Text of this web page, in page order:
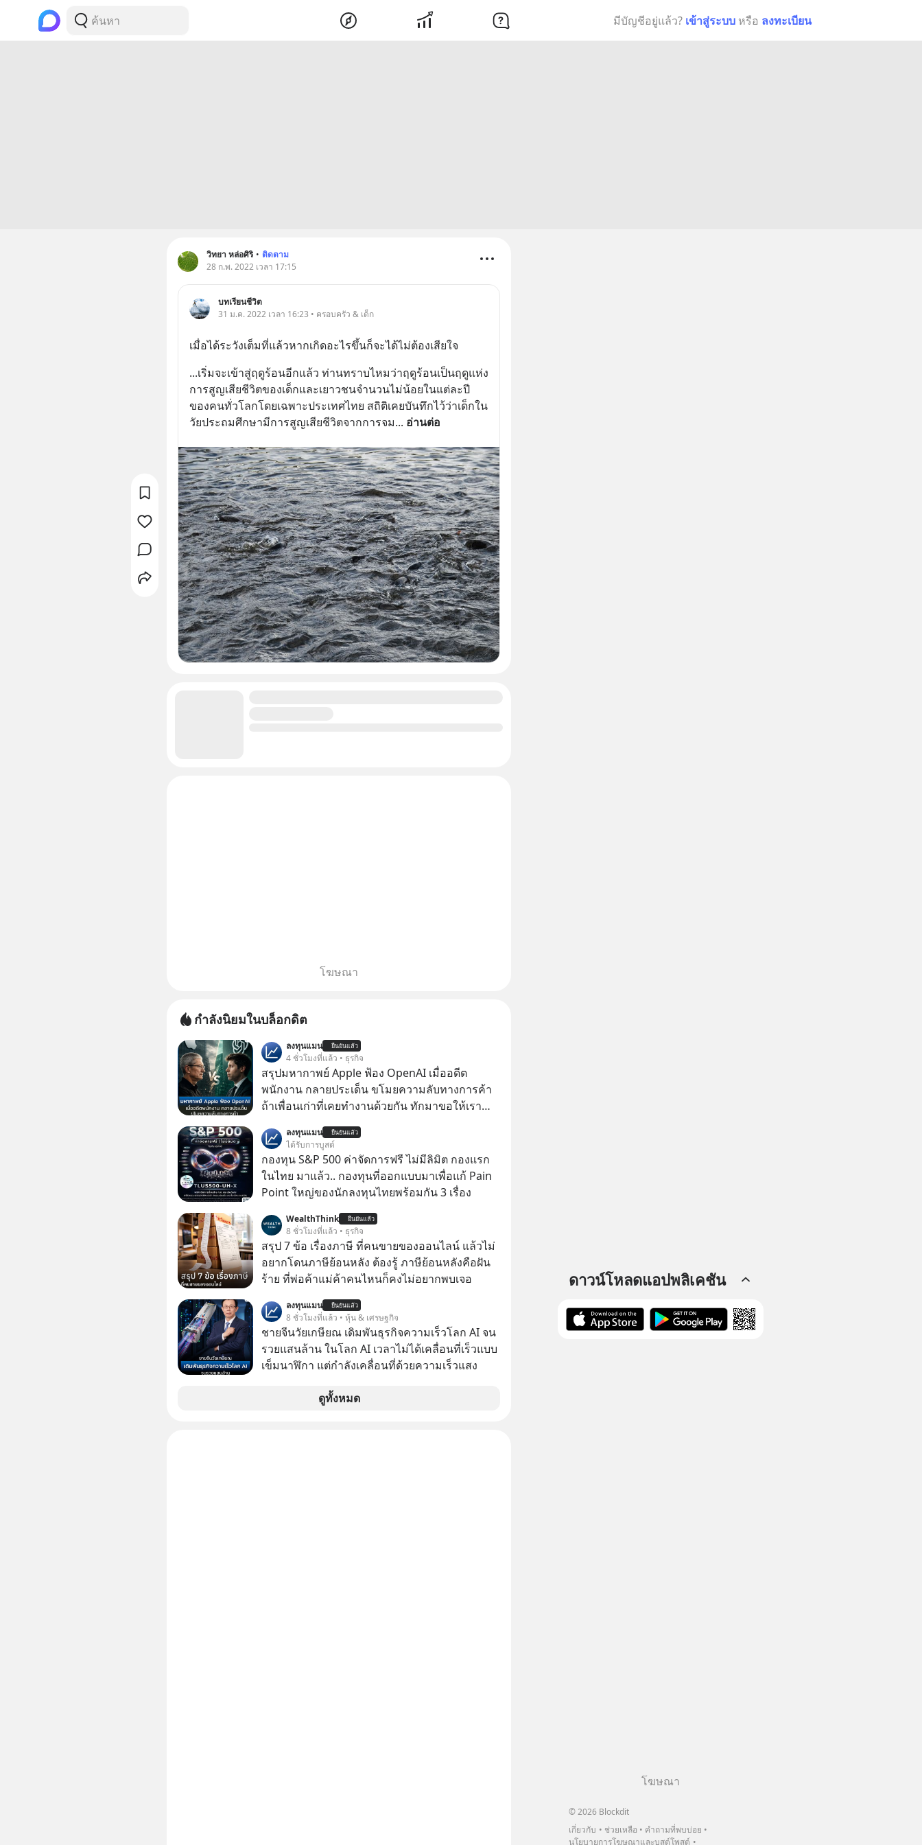
มีบัญชีอยู่แล้ว? เข้าสู่ระบบ หรือ ลงทะเบียน
วิทยา หล่อศิริ • ติดตาม
28 ก.พ. 2022 เวลา 17:15
บทเรียนชีวิต
31 ม.ค. 2022 เวลา 16:23 • ครอบครัว & เด็ก
เมื่อได้ระวังเต็มที่แล้วหากเกิดอะไรขึ้นก็จะได้ไม่ต้องเสียใจ
...เริ่มจะเข้าสู่ฤดูร้อนอีกแล้ว ท่านทราบไหมว่าฤดูร้อนเป็นฤดูแห่ง
การสูญเสียชีวิตของเด็กและเยาวชนจำนวนไม่น้อยในแต่ละปี
ของคนทั่วโลกโดยเฉพาะประเทศไทย สถิติเคยบันทึกไว้ว่าเด็กใน
วัยประถมศึกษามีการสูญเสียชีวิตจากการจม... อ่านต่อ
โฆษณา
กำลังนิยมในบล็อกดิต
ลงทุนแมน ยืนยันแล้ว
4 ชั่วโมงที่แล้ว • ธุรกิจ
สรุปมหากาพย์ Apple ฟ้อง OpenAI เมื่ออดีต
พนักงาน กลายประเด็น ขโมยความลับทางการค้า
ถ้าเพื่อนเก่าที่เคยทำงานด้วยกัน ทักมาขอให้เรา
เดียวกันลงทุนแมน ยืนยันแล้ว
ได้รับการบูสต์
กองทุน S&P 500 ค่าจัดการฟรี ไม่มีลิมิต กองแรก
ในไทย มาแล้ว.. กองทุนที่ออกแบบมาเพื่อแก้ Pain
Point ใหญ่ของนักลงทุนไทยพร้อมกัน 3 เรื่อง
WealthThink ยืนยันแล้ว
8 ชั่วโมงที่แล้ว • ธุรกิจ
สรุป 7 ข้อ เรื่องภาษี ที่คนขายของออนไลน์ แล้วไม่
อยากโดนภาษีย้อนหลัง ต้องรู้ ภาษีย้อนหลังคือฝัน
ร้าย ที่พ่อค้าแม่ค้าคนไหนก็คงไม่อยากพบเจอ
ลงทุนแมน ยืนยันแล้ว
8 ชั่วโมงที่แล้ว • หุ้น & เศรษฐกิจ
ชายจีนวัยเกษียณ เดิมพันธุรกิจความเร็วโลก AI จน
รวยแสนล้าน ในโลก AI เวลาไม่ได้เคลื่อนที่เร็วแบบ
เข็มนาฬิกา แต่กำลังเคลื่อนที่ด้วยความเร็วแสง
ดูทั้งหมด
ดาวน์โหลดแอปพลิเคชัน
โฆษณา
© 2026 Blockdit
เกี่ยวกับ
ช่วยเหลือ
คำถามที่พบบ่อย
นโยบายการโฆษณาและบูสต์โพสต์